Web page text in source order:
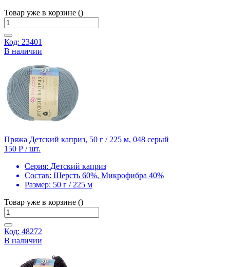
Товар уже в корзине ()
Код: 23401
В наличии
Пряжа Детский каприз, 50 г / 225 м, 048 серый
150 Р / шт.
Серия: Детский каприз
Состав: Шерсть 60%, Микрофибра 40%
Размер: 50 г / 225 м
Товар уже в корзине ()
Код: 48272
В наличии